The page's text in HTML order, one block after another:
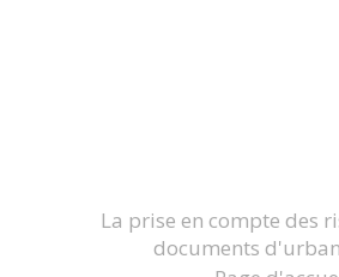
La prise en compte des
documents